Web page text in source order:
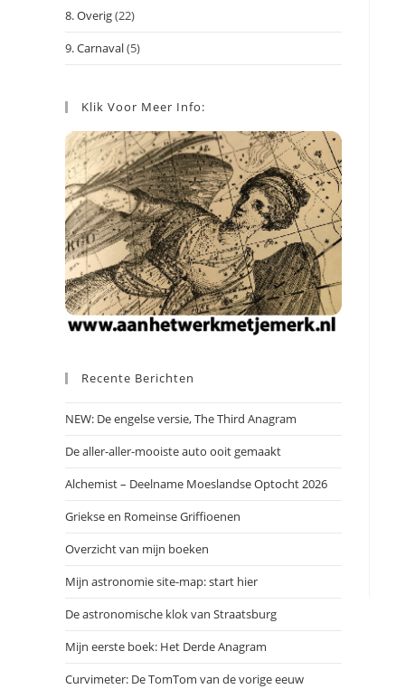
8. Overig(22)
9. Carnaval(5)
Klik Voor Meer Info:
Recente Berichten
NEW: De engelse versie, The Third Anagram
De aller-aller-mooiste auto ooit gemaakt
Alchemist – Deelname Moeslandse Optocht 2026
Griekse en Romeinse Griffioenen
Overzicht van mijn boeken
Mijn astronomie site-map: start hier
De astronomische klok van Straatsburg
Mijn eerste boek: Het Derde Anagram
Curvimeter: De TomTom van de vorige eeuw